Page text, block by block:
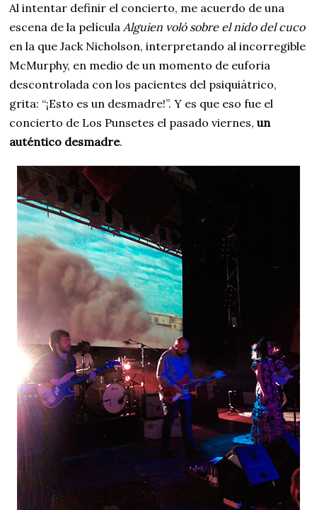
Al intentar definir el concierto, me acuerdo de una
escena de la películaAlguien voló sobre el nido del cuco
en la que Jack Nicholson, interpretando al incorregible
McMurphy, en medio de un momento de euforia
descontrolada con los pacientes del psiquiátrico,
grita: “¡Esto es un desmadre!”. Y es que eso fue el
concierto de Los Punsetes el pasado viernes,un
auténtico desmadre.